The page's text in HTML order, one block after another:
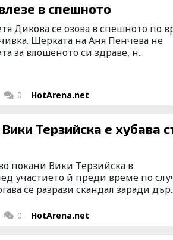
в спешното
Дикова се озова в спешното по
Щерката на Аня Пенчева не
за влошеното си здраве, н...
0 HotArena.net
Терзийска е хубава
покани Вики Терзийска в
участието й преди време по
се разрази скандал заради
0 HotArena.net